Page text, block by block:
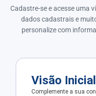
Cadastre-se e acesse uma
dados cadastrais e
personalize com
Visão Inicial
Complemente a sua